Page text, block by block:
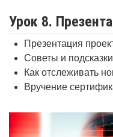
Урок 8.
Презентация
Советы и
Как отслеживать
Вручение